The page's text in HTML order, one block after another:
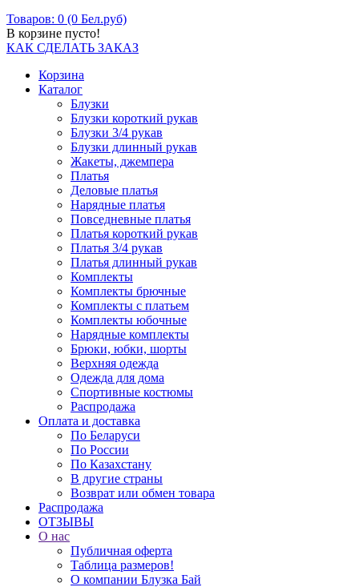
Товаров: 0 (0 Бел.руб)
В корзине пусто!
КАК СДЕЛАТЬ ЗАКАЗ
Корзина
Каталог
Блузки
Блузки короткий рукав
Блузки 3/4 рукав
Блузки длинный рукав
Жакеты, джемпера
Платья
Деловые платья
Нарядные платья
Повседневные платья
Платья короткий рукав
Платья 3/4 рукав
Платья длинный рукав
Комплекты
Комплекты брючные
Комплекты с платьем
Комплекты юбочные
Нарядные комплекты
Брюки, юбки, шорты
Верхняя одежда
Одежда для дома
Спортивные костюмы
Распродажа
Оплата и доставка
По Беларуси
По России
По Казахстану
В другие страны
Возврат или обмен товара
Распродажа
ОТЗЫВЫ
О нас
Публичная оферта
Таблица размеров!
О компании Блузка Бай